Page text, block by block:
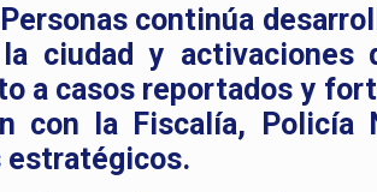
continúa
ciudad y activaciones
a casos reportados y
la Fiscalía, Policía
estratégicos.